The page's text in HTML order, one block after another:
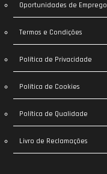
Oportunidades de Emprego
Termos e Condições
Política de Privacidade
Política de Cookies
Política de Qualidade
Livro de Reclamações